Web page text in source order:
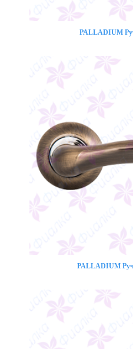
PALLADIUM
PALLADIUM